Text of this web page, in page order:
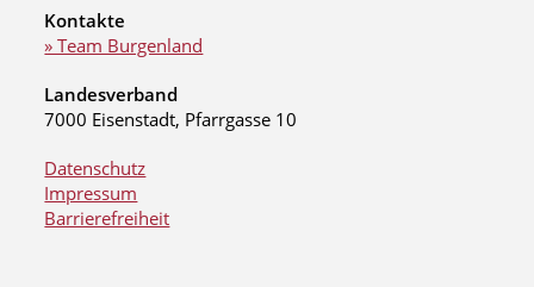
Kontakte
» Team Burgenland
Landesverband
7000 Eisenstadt, Pfarrgasse 10
Datenschutz
Impressum
Barrierefreiheit